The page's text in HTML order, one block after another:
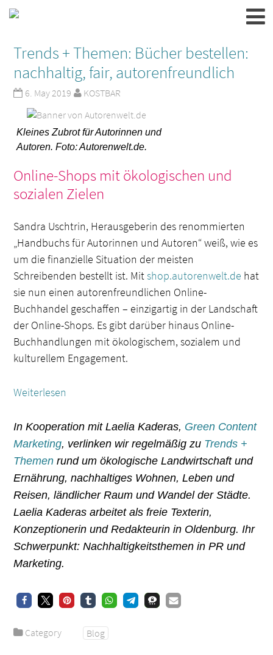
Trends + Themen: Bücher bestellen:
nachhaltig, fair, autorenfreundlich
6. May 2019 KOSTBAR
Kleines Zubrot für Autorinnen und
Autoren. Foto: Autorenwelt.de.
Online-Shops mit ökologischen und
sozialen Zielen
Sandra Uschtrin, Herausgeberin des renommierten
„Handbuchs für Autorinnen und Autoren“ weiß, wie es
um die finanzielle Situation der meisten
Schreibenden bestellt ist. Mitshop.autorenwelt.de hat
sie nun einen autorenfreundlichen Online-
Buchhandel geschaffen – einzigartig in der Landschaft
der Online-Shops. Es gibt darüber hinaus Online-
Buchhandlungen mit ökologischem, sozialem und
kulturellem Engagement.
Weiterlesen
In Kooperation mit Laelia Kaderas, Green Content
Marketing, verlinken wir regelmäßig zu Trends +
Themen rund um ökologische Landwirtschaft und
Ernährung, nachhaltiges Wohnen, Leben und
Reisen, ländlicher Raum und Wandel der Städte.
Laelia Kaderas arbeitet als freie Texterin,
Konzeptionerin und Redakteurin in Oldenburg. Ihr
Schwerpunkt: Nachhaltigkeitsthemen in PR und
Marketing.
Category Blog